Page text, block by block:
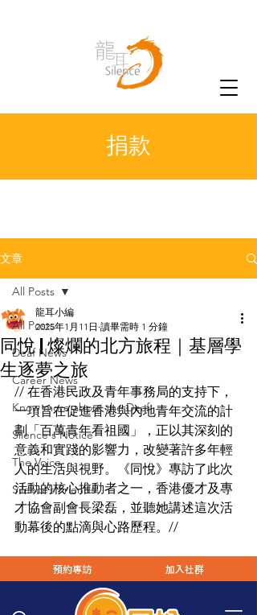
捐款
文章
All Posts
Deaf News
Career News
Know more about the Deaf
Silence's Notice
The Voice
Silence’s Friends
All Posts
同悅 | 燦爛的北方旅程｜基層學
生逐夢之旅
龍耳小編
2025年1月11日 讀畢需時 1 分鐘
// 在香港民政及青年事務局的支持下，
一項旨在促進香港與內地青年交流的計
劃「百萬青年看祖國」，正以其深刻的
意義和實踐的影響力，改變著許多年輕
人的生活與視野。《同悅》專訪了此次
活動的核心推動者之一，香港優才及專
才協會副會長梁磊，並聽她講述這次活
動幕後的點滴與心路歷程。//